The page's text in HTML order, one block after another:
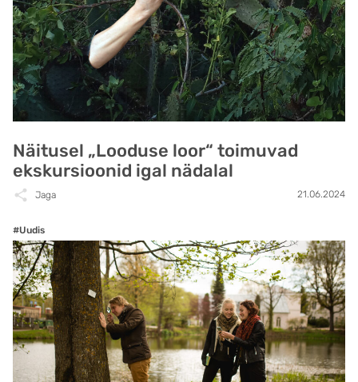
Näitusel „Looduse loor“ toimuvad
ekskursioonid igal nädalal
Jaga 21.06.2024
#Uudis